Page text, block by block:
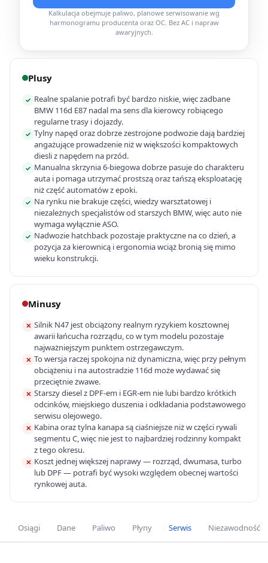
Kalkulacja obejmuje paliwo, planowe serwisowanie wg
harmonogramu producenta oraz OC. Bez AC i napraw
awaryjnych.
Plusy
✓ Realne spalanie potrafi być bardzo niskie, więc zadbane
BMW 116d E87 nadal ma sens dla kierowcy robiącego
regularne trasy i dojazdy.
✓ Tylny napęd oraz dobrze zestrojone podwozie dają bardziej
angażujące prowadzenie niż w większości kompaktowych
diesli z napędem na przód.
✓ Manualna skrzynia 6-biegowa dobrze pasuje do charakteru
auta i pomaga utrzymać prostszą oraz tańszą eksploatację
niż część automatów z epoki.
✓ Na rynku nie brakuje części, wiedzy warsztatowej i
niezależnych specjalistów od starszych BMW, więc auto nie
wymaga wyłącznie ASO.
✓ Nadwozie hatchback pozostaje praktyczne na co dzień, a
pozycja za kierownicą i ergonomia wciąż bronią się mimo
wieku konstrukcji.
Minusy
✕ Silnik N47 jest obciążony realnym ryzykiem kosztownej
awarii łańcucha rozrządu, co w tym modelu pozostaje
najważniejszym punktem ostrzegawczym.
✕ To wersja raczej spokojna niż dynamiczna, więc przy pełnym
obciążeniu i na autostradzie 116d może wydawać się
przeciętnie żwawe.
✕ Starszy diesel z DPF-em i EGR-em nie lubi bardzo krótkich
odcinków, miejskiego duszenia i odkładania podstawowego
serwisu olejowego.
✕ Kabina oraz tylna kanapa są ciaśniejsze niż w części rywali
segmentu C, więc nie jest to najbardziej rodzinny kompakt
z tego okresu.
✕ Koszt jednej większej naprawy — rozrząd, dwumasa, turbo
lub DPF — potrafi być wysoki względem obecnej wartości
rynkowej auta.
Osiągi Dane Paliwo Płyny Serwis Niezawodność